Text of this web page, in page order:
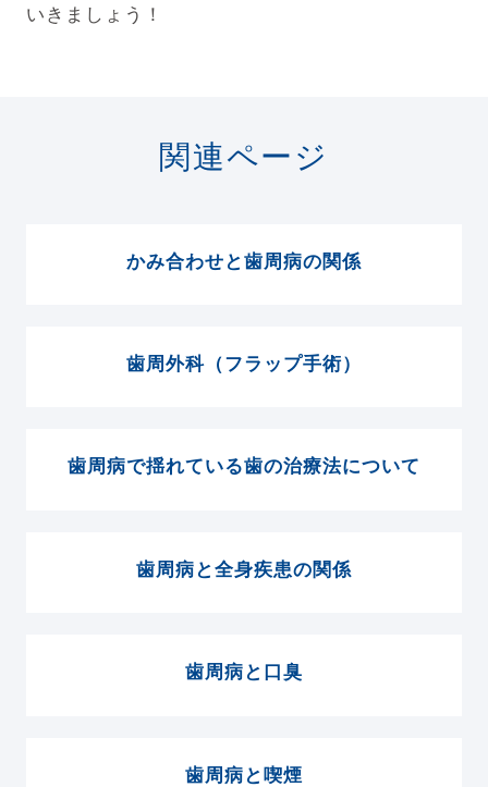
いきましょう！
関連ページ
かみ合わせと歯周病の関係
歯周外科（フラップ手術）
歯周病で揺れている歯の治療法について
歯周病と全身疾患の関係
歯周病と口臭
歯周病と喫煙